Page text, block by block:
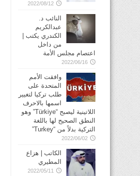
2022/08/12
النائب د.
عبدالكريم
الكندري يكتب |
من داخل
اعتصام مجلس الأمة
2022/06/16
وافقت الأمم
المتحدة على
طلب تركيا لتغيير
اسمها بالاحرف
اللاتينية ليصبح “Türkiye” وهو
النطق الصحيح لها باللغة
التركية بدلاً من “Turkey”
2022/06/02
الكاتب | هزاع
المطيري
2022/05/11